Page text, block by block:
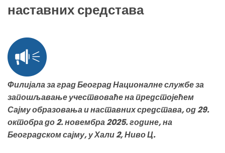
наставних средстава
Филијала за град Београд Националне службе за
запошљавање учествоваће на предстојећем
Сајму образовања и наставних средстава, од 29.
октобра до 2. новембра 2025. године, на
Београдском сајму, у Хали 2, Ниво Ц.